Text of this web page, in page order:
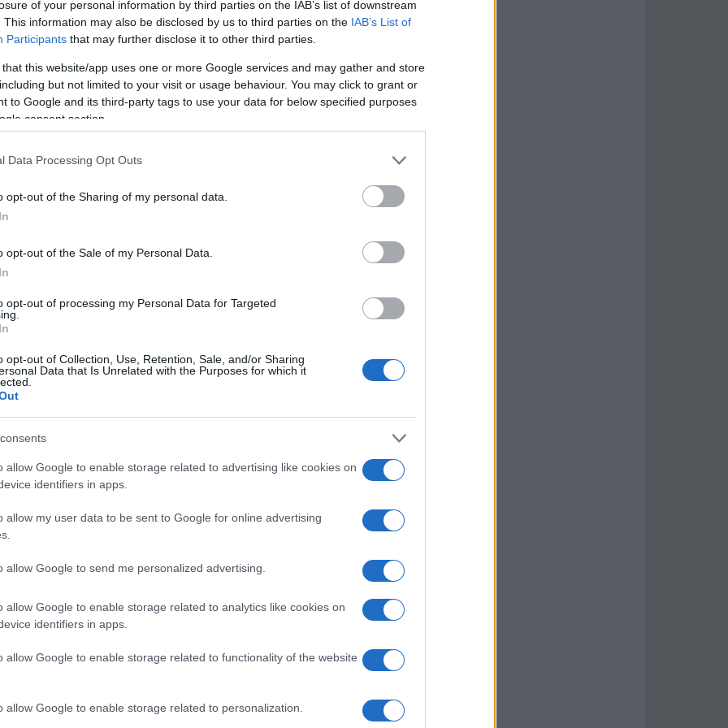
of your personal information by third parties on the IAB’s list of downstream
This information may also be disclosed by us to third parties on the IAB’s List of
Participants that may further disclose it to other third parties.
that this website/app uses one or more Google services and may gather and store
but not limited to your visit or usage behaviour. You may click to grant or
to Google and its third-party tags to use your data for below specified purposes
consent section.
Data Processing Opt Outs
opt-out of the Sharing of my personal data.
opt-out of the Sale of my Personal Data.
opt-out of processing my Personal Data for Targeted
opt-out of Collection, Use, Retention, Sale, and/or Sharing
Data that Is Unrelated with the Purposes for which it
allow Google to enable storage related to advertising like cookies on
identifiers in apps.
allow my user data to be sent to Google for online advertising
allow Google to send me personalized advertising.
allow Google to enable storage related to analytics like cookies on
identifiers in apps.
allow Google to enable storage related to functionality of the website
allow Google to enable storage related to personalization.
le risposte verranno condivise con tutto il
collettivo.
che coprono aspetti tecnici, metodologici
figurano la storia e le finalità del
e oratorio, e la comunicazione con
una lezione dedicata al regolamento
su primo soccorso sportivo. La parte
sulla
della seduta, la tecnica individuale e
condizionali, nonché la tattica e le
via mail il4 maggio 2026, data da cui